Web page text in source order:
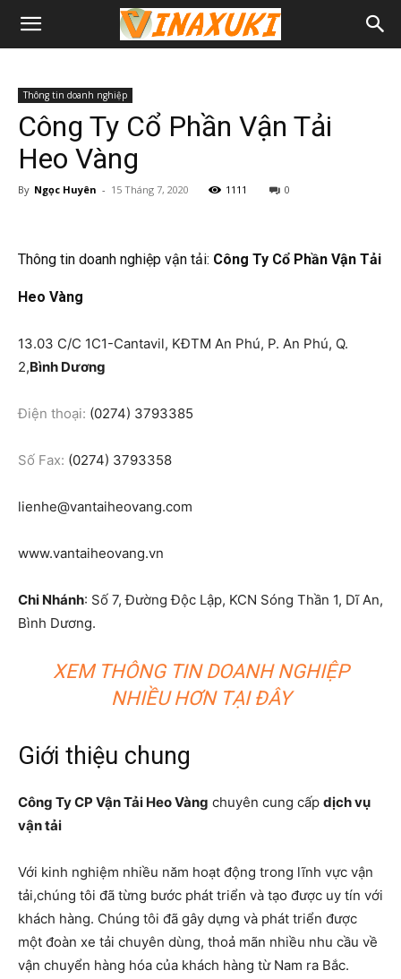
Thông tin doanh nghiệp
Công Ty Cổ Phần Vận Tải
Heo Vàng
By Ngọc Huyên - 15 Tháng 7, 2020 1111 0
Thông tin doanh nghiệp vận tải: Công Ty Cổ Phần Vận Tải
Heo Vàng
13.03 C/C 1C1-Cantavil, KĐTM An Phú, P. An Phú, Q.
2,Bình Dương
Điện thoại: (0274) 3793385
Số Fax: (0274) 3793358
lienhe@vantaiheovang.com
www.vantaiheovang.vn
Chi Nhánh: Số 7, Đường Độc Lập, KCN Sóng Thần 1, Dĩ An,
Bình Dương.
XEM THÔNG TIN DOANH NGHIỆP
NHIỀU HƠN TẠI ĐÂY
Giới thiệu chung
Công Ty CP Vận Tải Heo Vàng chuyên cung cấp dịch vụ
vận tải
Với kinh nghiệm nhiều năm hoạt động trong lĩnh vực vận
tải,chúng tôi đã từng bước phát triển và tạo được uy tín với
khách hàng. Chúng tôi đã gây dựng và phát triển được
một đoàn xe tải chuyên dùng, thoả mãn nhiều nhu cầu về
vận chuyển hàng hóa của khách hàng từ Nam ra Bắc.